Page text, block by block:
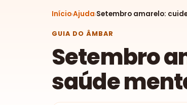
InícioAjuda Setembro amarelo:
GUIA DO ÂMBAR
Setembro
saúde